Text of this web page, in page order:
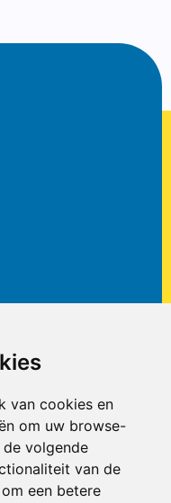
van cookies en
om uw browse-
volgende
van de
om een betere